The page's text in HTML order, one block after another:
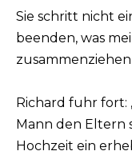
Sie schritt nicht
beenden, was
zusammenziehen
Richard fuhr fort:
Mann den Eltern
Hochzeit ein